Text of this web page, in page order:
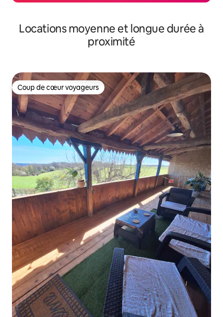
Locations moyenne et longue durée à
proximité
Coup de cœur voyageurs
Coup de cœur voyageurs